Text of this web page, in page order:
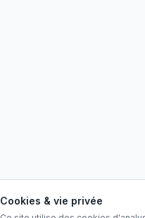
Cookies & vie privée